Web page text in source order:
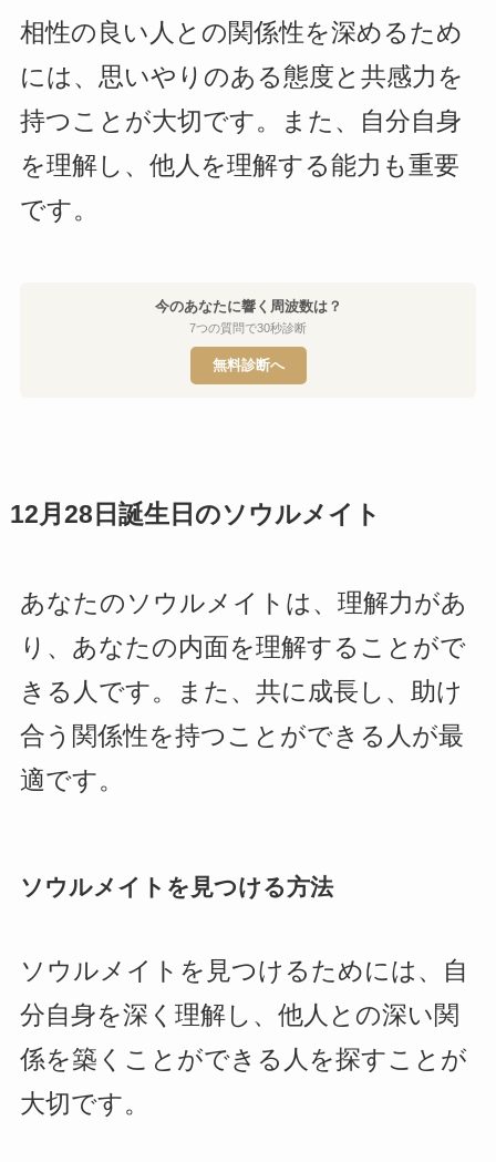
相性の良い人との関係性を深めるため
には、思いやりのある態度と共感力を
持つことが大切です。また、自分自身
を理解し、他人を理解する能力も重要
です。
今のあなたに響く周波数は？
7つの質問で30秒診断
無料診断へ
12月28日誕生日のソウルメイト
あなたのソウルメイトは、理解力があ
り、あなたの内面を理解することがで
きる人です。また、共に成長し、助け
合う関係性を持つことができる人が最
適です。
ソウルメイトを見つける方法
ソウルメイトを見つけるためには、自
分自身を深く理解し、他人との深い関
係を築くことができる人を探すことが
大切です。